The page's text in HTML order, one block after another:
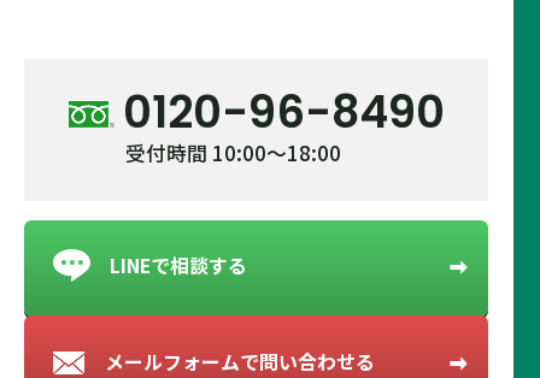
0120-96-8490
受付時間 10:00～18:00
LINEで相談する
メールフォームで問い合わせる